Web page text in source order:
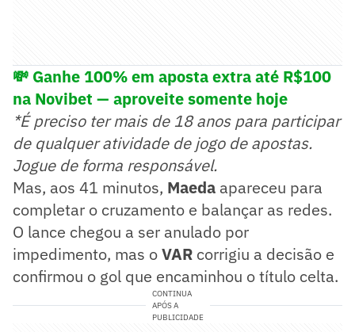
💸 Ganhe 100% em aposta extra até R$100
na Novibet — aproveite somente hoje
*É preciso ter mais de 18 anos para participar
de qualquer atividade de jogo de apostas.
Jogue de forma responsável.
Mas, aos 41 minutos, Maeda apareceu para
completar o cruzamento e balançar as redes.
O lance chegou a ser anulado por
impedimento, mas oVAR corrigiu a decisão e
confirmou o gol que encaminhou o título celta.
CONTINUA
APÓS A
PUBLICIDADE